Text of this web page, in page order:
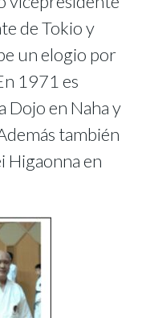
de Tokio y
un elogio por
1971 es
Dojo en Naha y
también
Higaonna en